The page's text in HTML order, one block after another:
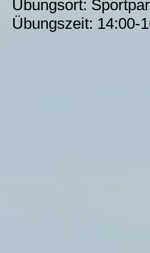
Übungsort:
Übungszeit: 14:00-